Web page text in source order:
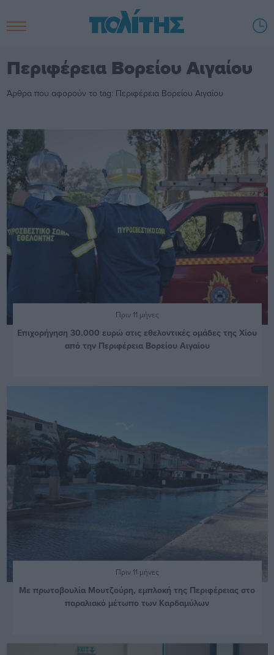
Περιφέρεια Βορείου Αιγαίου
Άρθρα που αφορούν το tag: Περιφέρεια Βορείου Αιγαίου
Πριν 11 μήνες
Επιχορήγηση 30.000 ευρώ στις εθελοντικές ομάδες της Χίου
από την Περιφέρεια Βορείου Αιγαίου
Πριν 11 μήνες
Με πρωτοβουλία Μουτζούρη, εμπλοκή της Περιφέρειας στο
παραλιακό μέτωπο των Καρδαμύλων